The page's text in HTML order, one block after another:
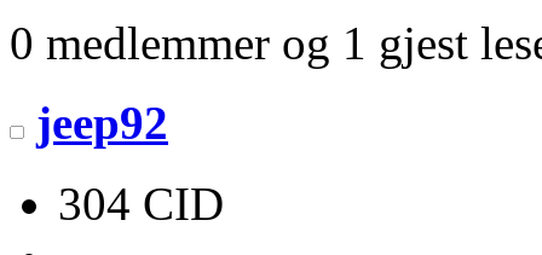
0 medlemmer og 1 gjest
jeep92
304 CID